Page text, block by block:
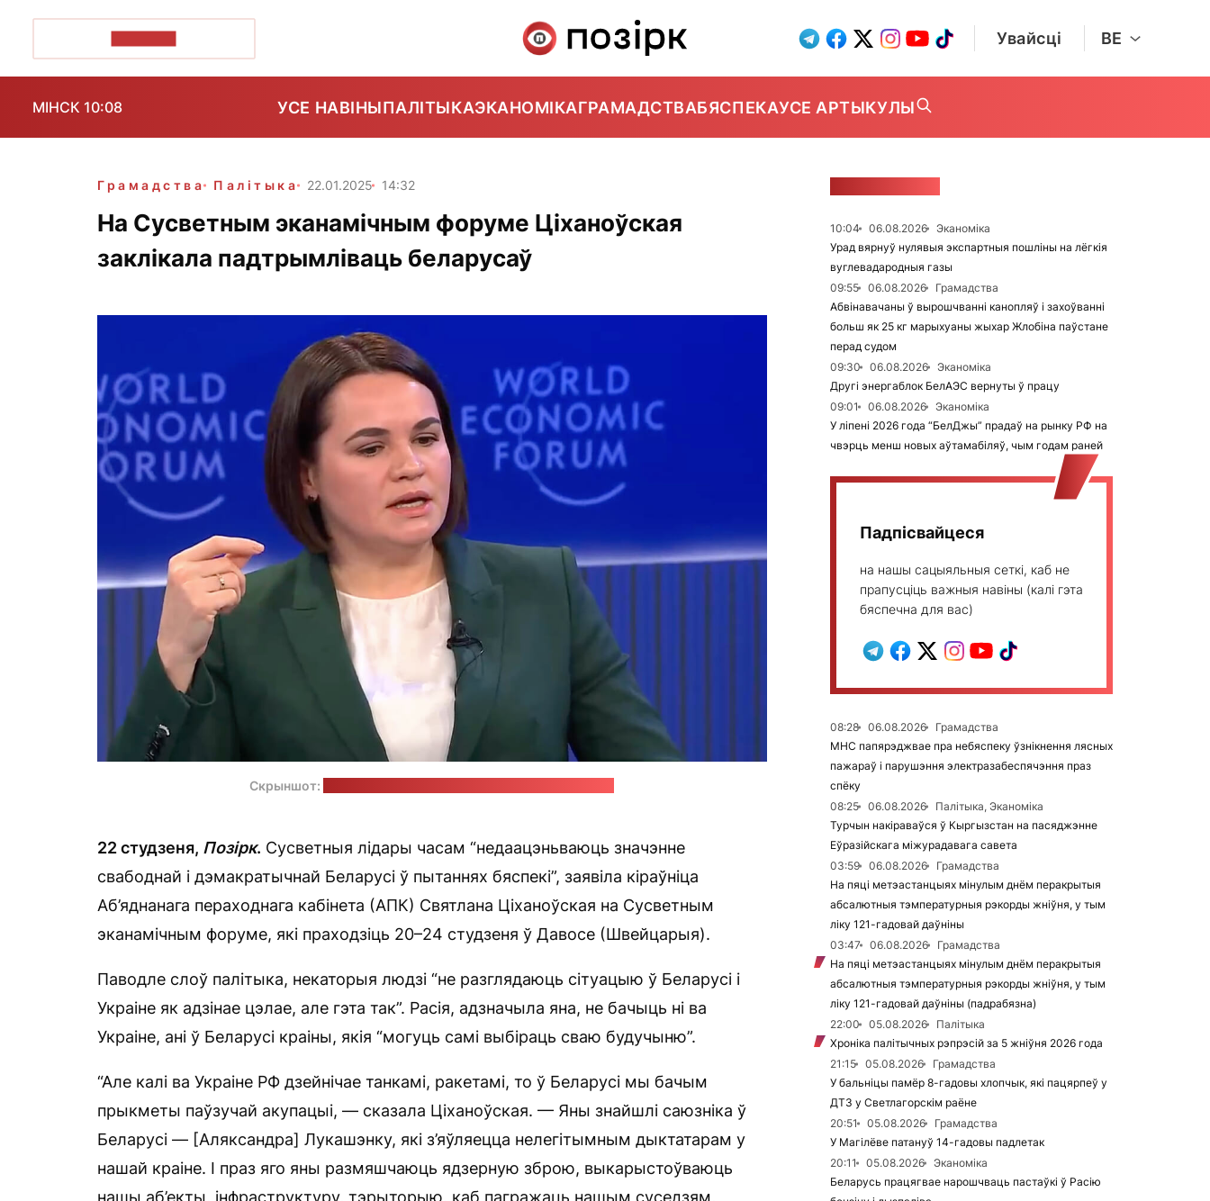
Увайсці BE
МІНСК 10:08 УСЕ НАВІНЫПАЛІТЫКАЭКАНОМІКАГРАМАДСТВАБЯСПЕКАУСЕ АРТЫКУЛЫ
Грамадства Палітыка 22.01.2025 14:32
На Сусветным эканамічным форуме Ціханоўская
заклікала падтрымліваць беларусаў
Скрыншот:
22 студзеня, Позірк. Сусветныя лідары часам “недаацэньваюць значэнне
свабоднай і дэмакратычнай Беларусі ў пытаннях бяспекі”, заявіла кіраўніца
Аб’яднанага пераходнага кабінета (АПК) Святлана Ціханоўская на Сусветным
эканамічным форуме, які праходзіць 20–24 студзеня ў Давосе (Швейцарыя).
Паводле слоў палітыка, некаторыя людзі “не разглядаюць сітуацыю ў Беларусі і
Украіне як адзінае цэлае, але гэта так”. Расія, адзначыла яна, не бачыць ні ва
Украіне, ані ў Беларусі краіны, якія “могуць самі выбіраць сваю будучыню”.
“Але калі ва Украіне РФ дзейнічае танкамі, ракетамі, то ў Беларусі мы бачым
прыкметы паўзучай акупацыі, — сказала Ціханоўская. — Яны знайшлі саюзніка ў
Беларусі — [Аляксандра] Лукашэнку, які з’яўляецца нелегітымным дыктатарам у
нашай краіне. І праз яго яны размяшчаюць ядзерную зброю, выкарыстоўваюць
нашы аб’екты, інфраструктуру, тэрыторыю, каб пагражаць нашым суседзям,
10:04 06.08.2026
Эканоміка
Урад вярнуў нулявыя экспартныя пошліны на лёгкія
вуглевадародныя газы
09:55
06.08.2026
Грамадства
Абвінавачаны ў вырошчванні канопляў і захоўванні
больш як 25 кг марыхуаны жыхар Жлобіна паўстане
перад судом
09:30
06.08.2026
Эканоміка
Другі энергаблок БелАЭС вернуты ў працу
09:01
06.08.2026
Эканоміка
У ліпені 2026 года “БелДжы” прадаў на рынку РФ на
чвэрць менш новых аўтамабіляў, чым годам раней
Падпісвайцеся
на нашы сацыяльныя сеткі, каб не
прапусціць важныя навіны (калі гэта
бяспечна для вас)
08:28 06.08.2026
Грамадства
МНС папярэджвае пра небяспеку ўзнікнення лясных
пажараў і парушэння электразабеспячэння праз
спёку
08:25
06.08.2026
Палітыка, Эканоміка
Турчын накіраваўся ў Кыргызстан на пасяджэнне
Еўразійскага міжурадавага савета
03:59
06.08.2026
Грамадства
На пяці метэастанцыях мінулым днём перакрытыя
абсалютныя тэмпературныя рэкорды жніўня, у тым
ліку 121-гадовай даўніны
03:47
06.08.2026
Грамадства
На пяці метэастанцыях мінулым днём перакрытыя
абсалютныя тэмпературныя рэкорды жніўня, у тым
ліку 121-гадовай даўніны (падрабязна)
22:00
05.08.2026
Палітыка
Хроніка палітычных рэпрэсій за 5 жніўня 2026 года
21:15
05.08.2026
Грамадства
У бальніцы памёр 8-гадовы хлопчык, які пацярпеў у
ДТЗ у Светлагорскім раёне
20:51
05.08.2026
Грамадства
У Магілёве патануў 14-гадовы падлетак
20:11
05.08.2026
Эканоміка
Беларусь працягвае нарошчваць пастаўкі ў Расію